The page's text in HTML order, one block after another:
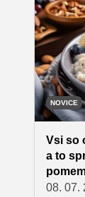
želite
pred
iz
NOVICE
Vsi so
a to
08. 07.